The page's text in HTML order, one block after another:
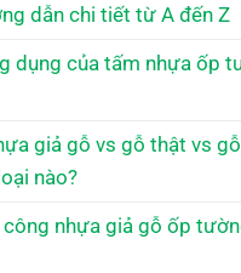
dẫn chi tiết từ A đến Z
dụng của tấm nhựa ốp
giả gỗ vs gỗ thật vs
nào?
nhựa giả gỗ ốp